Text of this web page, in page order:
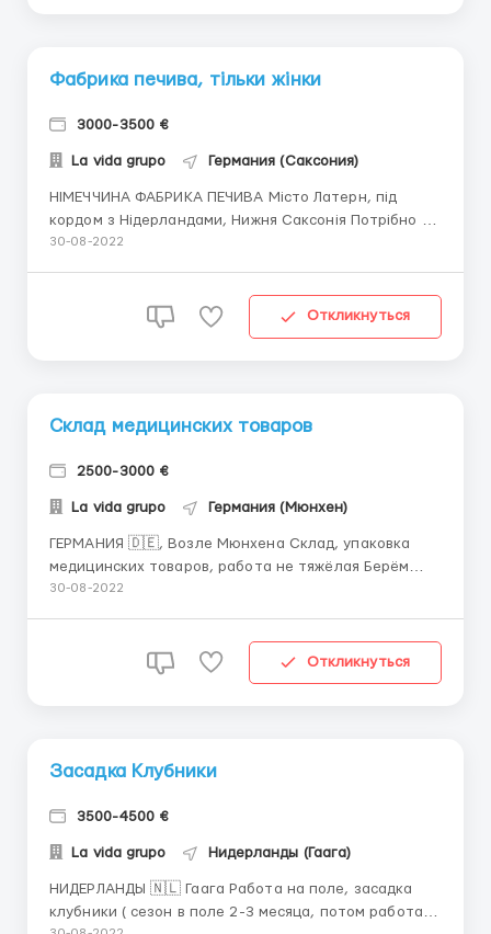
Фабрика печива, тільки жінки
3000-3500 €
La vida grupo Германия (Саксония)
НІМЕЧЧИНА ФАБРИКА ПЕЧИВА Місто Латерн, під
кордом з Нідерландами, Нижня Саксонія Потрібно 30
жінок до 50 років, забираємо на оформлення 24
виробництві печива, не складна, чисто жіноча ...
30-08-2022
Откликнуться
Склад медицинских товаров
2500-3000 €
La vida grupo Германия (Мюнхен)
ГЕРМАНИЯ 🇩🇪, Возле Мюнхена Склад, упаковка
медицинских товаров, работа не тяжёлая Берём
женщин до 55 лет. Помогаем с оформлением 24
300 евро, предоплаты за жилье нет, хорошие
30-08-2022
Откликнуться
Засадка Клубники
3500-4500 €
La vida grupo Нидерланды (Гаага)
НИДЕРЛАНДЫ 🇳🇱 Гаага Работа на поле, засадка
клубники ( сезон в поле 2-3 месяца, потом работа